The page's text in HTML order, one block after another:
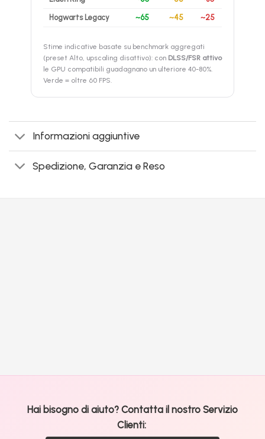
Hogwarts Legacy ~65 ~45 ~25
Stime indicative basate su benchmark aggregati
(preset Alto, upscaling disattivo): con DLSS/FSR attivo
le GPU compatibili guadagnano un ulteriore 40-80%.
Verde = oltre 60 FPS.
Informazioni aggiuntive
Spedizione, Garanzia e Reso
Hai bisogno di aiuto? Contatta il nostro Servizio
Clienti: